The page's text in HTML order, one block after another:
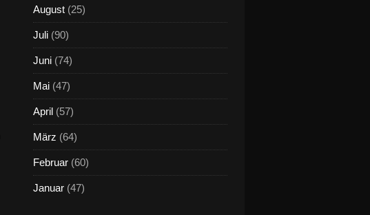
August (25)
Juli (90)
Juni (74)
Mai (47)
April (57)
März (64)
Februar (60)
Januar (47)